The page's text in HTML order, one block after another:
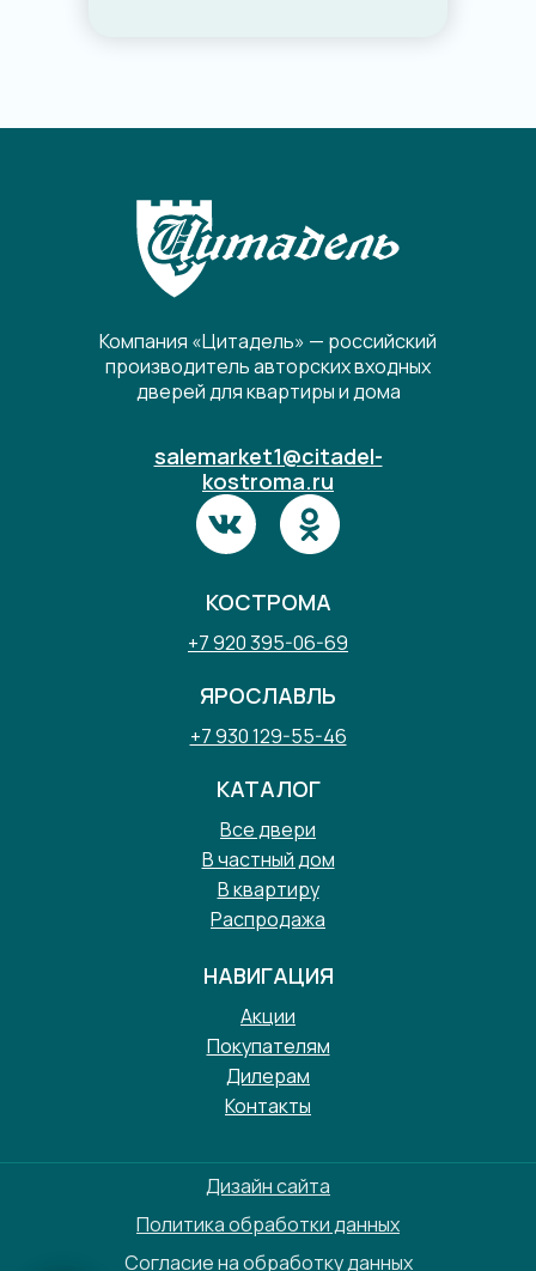
Все двери
В частный дом
В квартиру
Распродажа
КАТАЛОГ
Акции
Покупателям
Дилерам
Контакты
НАВИГАЦИЯ
ЯРОСЛАВЛЬ
+7 920 395-06-69
+7 930 129-55-46
КОСТРОМА
salemarket1@citadel-
kostroma.ru
Компания «Цитадель» — российский
производитель авторских входных
дверей для квартиры и дома
Дизайн сайта
Политика обработки данных
Согласие на обработку данных